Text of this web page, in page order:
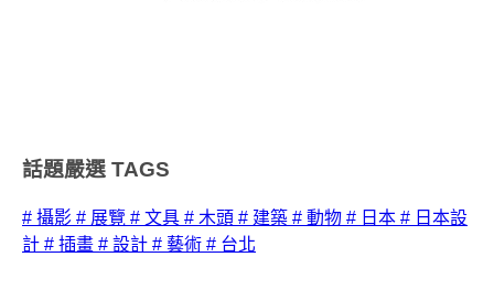
話題嚴選 TAGS
# 攝影 # 展覽 # 文具 # 木頭 # 建築 # 動物 # 日本 # 日本設
計 # 插畫 # 設計 # 藝術 # 台北